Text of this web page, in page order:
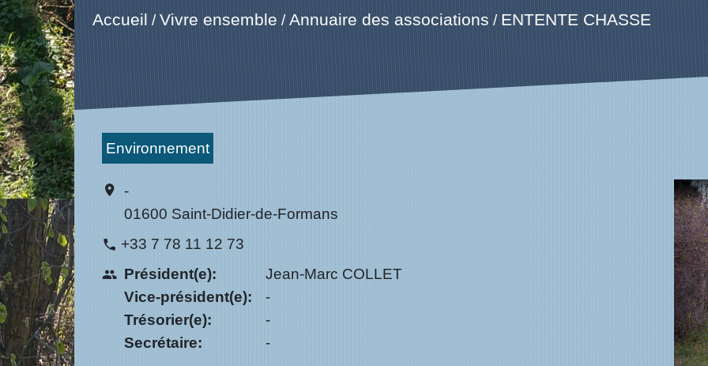
Accueil /Vivre ensemble/Annuaire des associations / ENTENTE CHASSE
Environnement
location_on
-
01600 Saint-Didier-de-Formans
phone +33 7 78 11 12 73
people Président(e):
Vice-président(e):
Trésorier(e):
Secrétaire:
Jean-Marc COLLET
-
-
-